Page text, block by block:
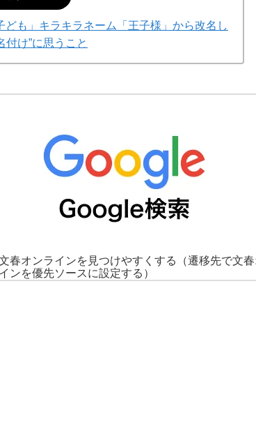
ども」キラキラネーム「王子様」から改名し
付け”に思うこと
春オンラインを見つけやすくする
（遷移先で文
インを優先ソースに設定する）